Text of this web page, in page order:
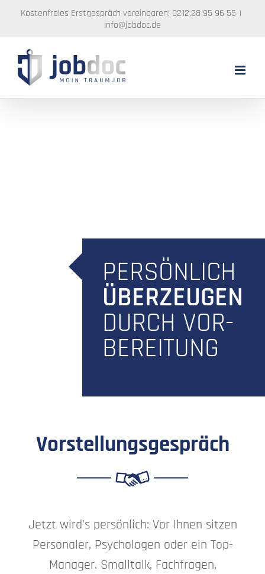
springen
Kostenfreies Erstgespräch vereinbaren: 0212.28 95 96 55 |
info@jobdoc.de
PERSÖNLICH
DURCH VOR-
BEREITUNG
ÜBERZEUGEN
Vorstellungsgespräch
Jetzt wird’s persönlich: Vor Ihnen sitzen
Personaler, Psychologen oder ein Top-
Manager. Smalltalk, Fachfragen,